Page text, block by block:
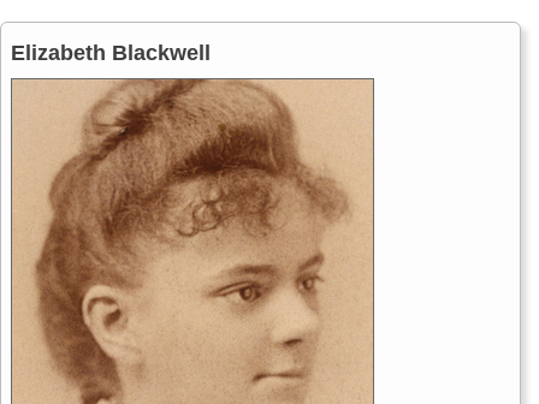
Elizabeth Blackwell